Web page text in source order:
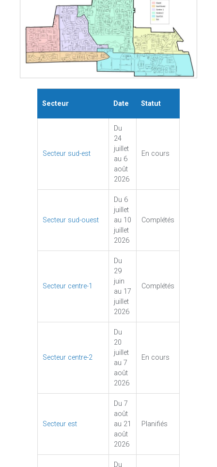
Secteur Date Statut
Secteur sud-est
Du
24
juillet
au 6
août
2026
En cours
Secteur sud-ouest
Du 6
juillet
au 10
juillet
2026
Complétés
Secteur centre-1
Du
29
juin
au 17
juillet
2026
Complétés
Secteur centre-2
Du
20
juillet
au 7
août
2026
En cours
Secteur est
Du 7
août
au 21
août
2026
Planifiés
Du